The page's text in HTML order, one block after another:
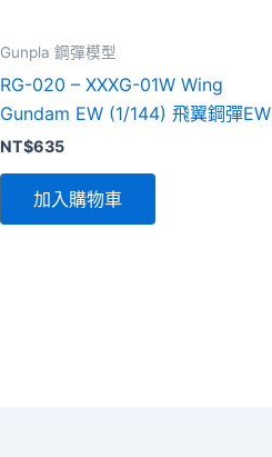
Gunpla 鋼彈模型
RG-020 – XXXG-01W Wing
Gundam EW (1/144) 飛翼鋼彈EW
NT$635
加入購物車